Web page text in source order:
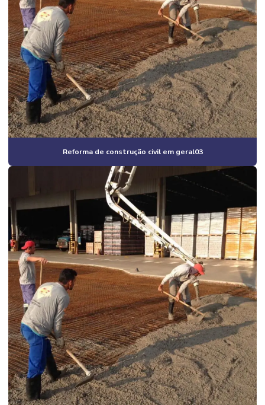
Construção de salão comercial
Construção de salas comerciais
Construtora em campinas
Construtora em campinas e região
Construtora em campinas sp
Construtora de casas
Construtora de casas em condomínio em campinas
Construtora de casas em condomínio em campinas e região
Construtora de casas em condomínio fechado
Construtora de casas residenciais
Construtora de galpão
Construtora de galpão industrial
Construtora industrial
Construtora industrial campinas
Construtora de obras comerciais
Construtora obras industriais
Construtora para reforma em campinas
Reforma de construção civil em geral03